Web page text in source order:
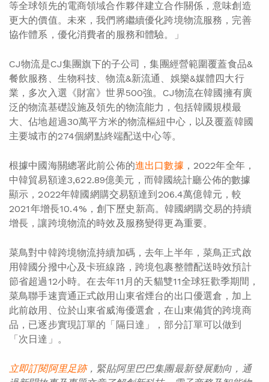
等全球領先的電商領域合作夥伴建立合作關係，意味創造
更大的價值。未來，我們將繼續優化跨境物流服務，完善
協作體系，優化消費者的服務和體驗。」
CJ物流是CJ集團旗下的子公司，集團經營範圍覆蓋食品&
餐飲服務、生物科技、物流&新流通、娛樂&媒體四大行
業，多次入選《財富》世界500強。CJ物流在韓國擁有廣
泛的物流基礎設施及領先的物流能力，包括韓國規模最
大、佔地超過30萬平方米的物流樞紐中心，以及覆蓋韓國
主要城市的274個網點終端配送中心等。
根據中國海關總署此前公佈的進出口數據 ，2022年全年，
中韓貿易額達3,622.89億美元，而韓國統計廳公佈的數據
顯示，2022年韓國網購交易額達到206.4萬億韓元，較
2021年增長10.4%，創下歷史新高。韓國網購交易的持續
增長，讓跨境物流的時效及服務變得更為重要。
菜鳥對中韓跨境物流持續加碼，去年上半年，菜鳥正式啟
用韓國分撥中心及卡班線路，跨境包裹整體配送時效預計
節省超過12小時。在去年11月的天貓雙11全球狂歡季期間，
菜鳥聯手速賣通正式啟用山東省煙台的出口優選倉，加上
此前啟用、位於山東省威海優選倉，在山東備貨的跨境商
品，已逐步實現訂單的「隔日達」，部分訂單可以做到
「次日達」。
立即訂閱阿里足跡，緊貼阿里巴巴集團最新發展動向，通